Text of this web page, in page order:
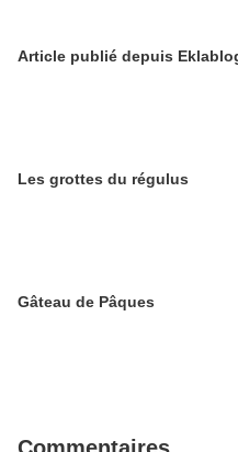
Article publié depuis
Les grottes du régulus
Gâteau de Pâques